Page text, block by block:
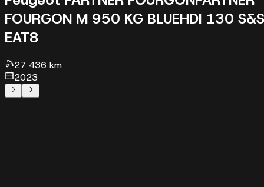
FOURGON M 950 KG BLUEHDI 130 S&S
EAT8
27 436 km
2023